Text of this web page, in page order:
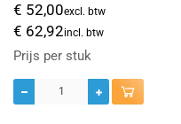
€ 52,00excl. btw
€ 62,92incl. btw
Prijs per stuk